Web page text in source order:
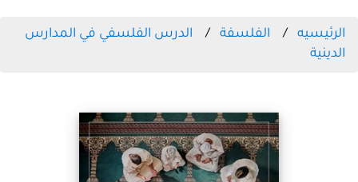
الرئيسيه الفلسفة
الدرس الفلسفي في المدارس
الدينية